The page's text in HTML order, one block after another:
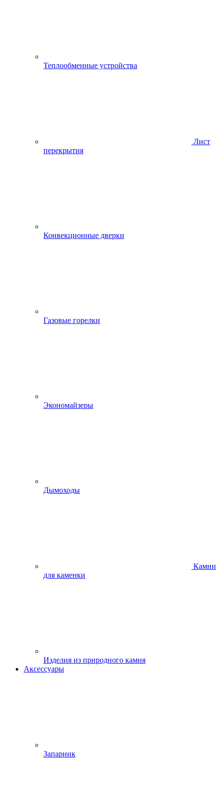
Теплообменные устройства
Лист
перекрытия
Конвекционные дверки
Газовые горелки
Экономайзеры
Дымоходы
Камни
для каменки
Изделия из природного камня
Аксессуары
Запарник